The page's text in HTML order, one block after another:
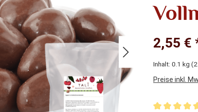
2,55 €
Inhalt: 0.1 kg
Preise inkl.